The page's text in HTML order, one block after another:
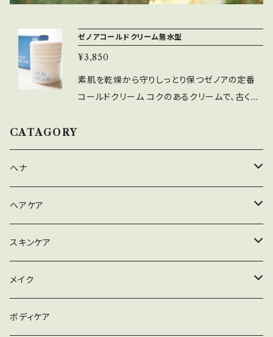
ゼノアコールドクリーム無水型
¥3,850
素肌を乾燥から守りしっとり保つゼノアの定番
コールドクリーム コクのあるクリームで、古くな
する方に。 使用量目安 さくらんぼ大 ・ 無水型
クス：スクワラン：ミツロウ：ステアリルアルコー
CATAGORY
ヘナ
ハナヘナナチュラル
ハナヘナハーバルブラウン
ハナヘナマホガニー
セルフヘナアイテム
ヘアケア
シャンプー
リンス
トリートメント
スキンケア
メイク落とし
洗顔
メイク
ファンデーション
ボディケア